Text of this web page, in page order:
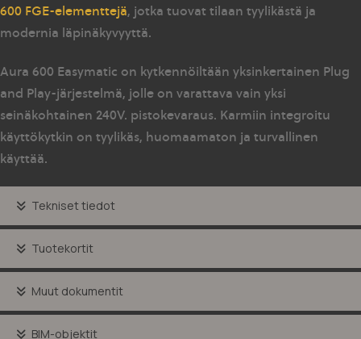
600 FGE-elementtejä, jotka tuovat tilaan tyylikästä ja
modernia läpinäkyvyyttä.
Aura 600 Easymatic on kytkennöiltään yksinkertainen Plug
and Play-järjestelmä, jolle on varattava vain yksi
seinäkohtainen 240V. pistokevaraus. Karmiin integroitu
käyttökytkin on tyylikäs, huomaamaton ja turvallinen
käyttää.
Tekniset tiedot
Tuotekortit
Muut dokumentit
BIM-objektit